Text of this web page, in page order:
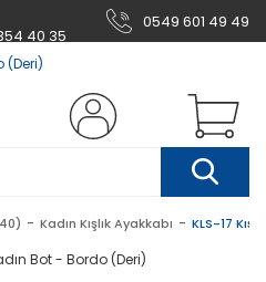
40 35
0549 601 49 49
Kadın Kışlık Ayakkabı KLS-17